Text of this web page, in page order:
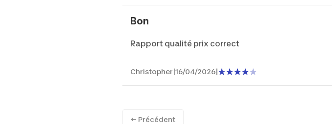
Bon
Rapport qualité prix correct
Christopher|16/04/2026|
← Précédent